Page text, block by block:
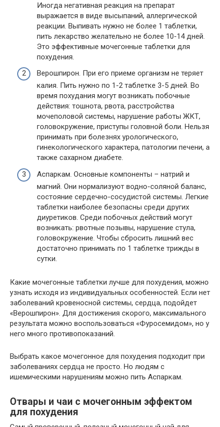
Иногда негативная реакция на препарат
выражается в виде высыпаний, аллергической
реакции. Выпивать нужно не более 1 таблетки,
пить лекарство желательно не более 10-14 дней.
Это эффективные мочегонные таблетки для
похудения.
Верошпирон. При его приеме организм не теряет
калия. Пить нужно по 1-2 таблетке 3-5 дней. Во
время похудания могут возникать побочные
действия: тошнота, рвота, расстройства
мочеполовой системы, нарушение работы ЖКТ,
головокружение, приступы головной боли. Нельзя
принимать при болезнях урологического,
гинекологического характера, патологии печени, а
также сахарном диабете.
Аспаркам. Основные компоненты – натрий и
магний. Они нормализуют водно-соляной баланс,
состояние сердечно-сосудистой системы. Легкие
таблетки наиболее безопасны среди других
диуретиков. Среди побочных действий могут
возникать: рвотные позывы, нарушение стула,
головокружение. Чтобы сбросить лишний вес
достаточно принимать по 1 таблетке трижды в
сутки.
Какие мочегонные таблетки лучше для похудения, можно
узнать исходя из индивидуальных особенностей. Если нет
заболеваний кровеносной системы, сердца, подойдет
«Верошпирон». Для достижения скорого, максимального
результата можно воспользоваться «Фуросемидом», но у
него много противопоказаний.
Выбрать какое мочегонное для похудения подходит при
заболеваниях сердца не просто. Но людям с
ишемическими нарушениям можно пить Аспаркам.
Отвары и чаи с мочегонным эффектом
для похудения